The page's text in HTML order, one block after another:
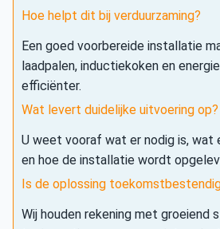
Hoe helpt dit bij verduurzaming?
Een goed voorbereide installatie
laadpalen, inductiekoken en
efficiënter.
Wat levert duidelijke uitvoering op?
U weet vooraf wat er nodig is, wat
en hoe de installatie wordt
Is de oplossing
Wij houden rekening met groeiend